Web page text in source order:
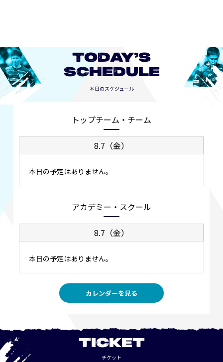
TODAY’S
SCHEDULE
本日のスケジュール
トップチーム・チーム
8.7（金）
本日の予定はありません。
アカデミー・スクール
8.7（金）
本日の予定はありません。
カレンダーを見る
TICKET
チケット